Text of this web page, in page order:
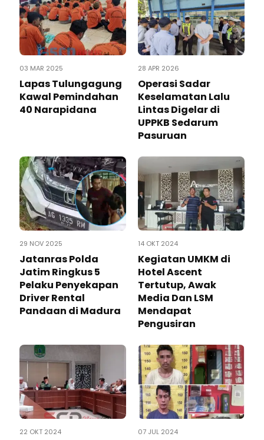
03 MAR 2025
Lapas Tulungagung
Kawal Pemindahan
40 Narapidana
28 APR 2026
Operasi Sadar
Keselamatan Lalu
Lintas Digelar di
UPPKB Sedarum
Pasuruan
29 NOV 2025
Jatanras Polda
Jatim Ringkus 5
Pelaku Penyekapan
Driver Rental
Pandaan di Madura
14 OKT 2024
Kegiatan UMKM di
Hotel Ascent
Tertutup, Awak
Media Dan LSM
Mendapat
Pengusiran
22 OKT 2024 07 JUL 2024